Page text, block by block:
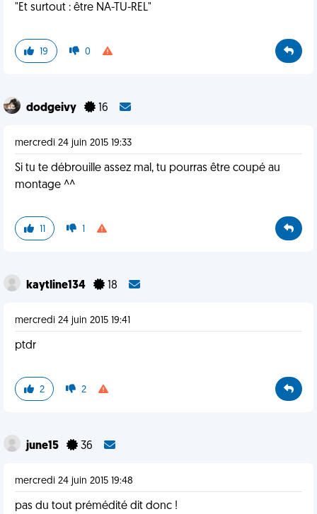
"Et surtout : être NA-TU-REL"
19 0
dodgeivy 16
mercredi 24 juin 2015 19:33
Si tu te débrouille assez mal, tu pourras être coupé au
montage ^^
11 1
kaytline134 18
mercredi 24 juin 2015 19:41
ptdr
2 2
june15 36
mercredi 24 juin 2015 19:48
pas du tout prémédité dit donc !